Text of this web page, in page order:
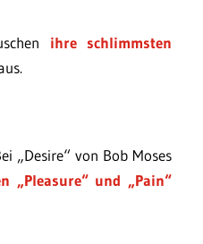
ihre schlimmsten
„Desire“ von Bob Moses
„Pleasure“ und „Pain“